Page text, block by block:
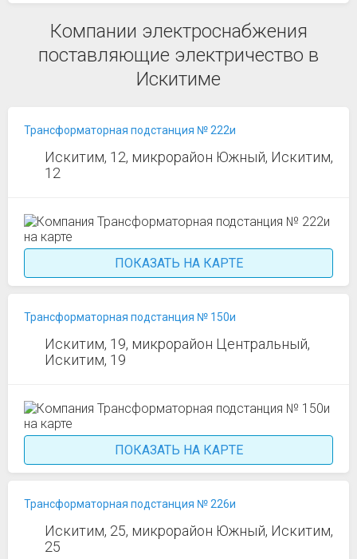
Компании электроснабжения
поставляющие электричество в
Искитиме
Трансформаторная подстанция № 222и
Искитим, 12, микрорайон Южный, Искитим,
12
ПОКАЗАТЬ НА КАРТЕ
Трансформаторная подстанция № 150и
Искитим, 19, микрорайон Центральный,
Искитим, 19
ПОКАЗАТЬ НА КАРТЕ
Трансформаторная подстанция № 226и
Искитим, 25, микрорайон Южный, Искитим,
25